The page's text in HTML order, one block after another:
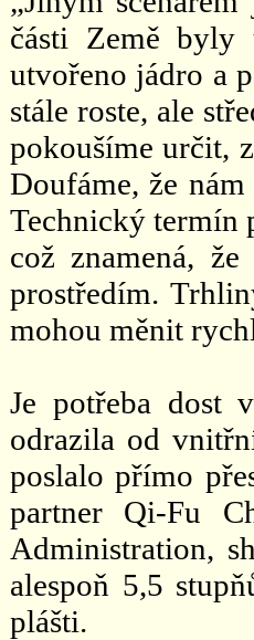
části Země byly
utvořeno jádro a
stále roste, ale
pokoušíme určit,
Doufáme, že
Technický termín
což znamená,
prostředím.
mohou měnit
Je potřeba dost
odrazila od
poslalo přímo
partner Qi-Fu
Administration,
alespoň 5,5
plášti.